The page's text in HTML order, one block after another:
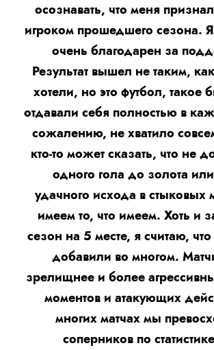
осознавать, что меня
игроком прошедшего сезона.
очень благодарен за
Результат вышел не таким,
хотели, но это футбол, такое
отдавали себя полностью в
сожалению, не хватило
кто-то может сказать, что не
одного гола до золота
удачного исхода в стыковых
имеем то, что имеем. Хоть и
сезон на 5 месте, я считаю,
добавили во многом.
зрелищнее и более
моментов и атакующих
многих матчах мы
соперников по